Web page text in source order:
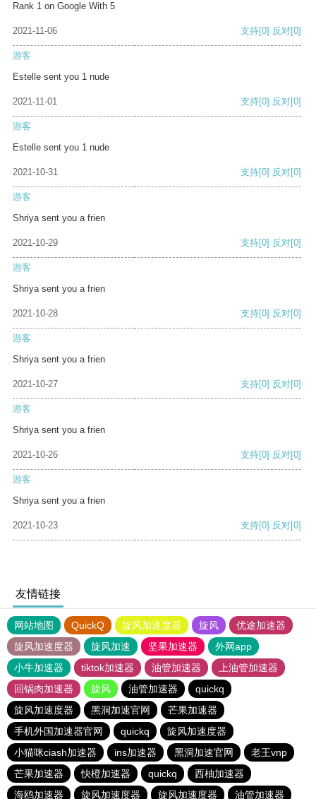
Rank 1 on Google With 5
2021-11-06 支持[0] 反对[0]
游客
Estelle sent you 1 nude
2021-11-01 支持[0] 反对[0]
游客
Estelle sent you 1 nude
2021-10-31 支持[0] 反对[0]
游客
Shriya sent you a frien
2021-10-29 支持[0] 反对[0]
游客
Shriya sent you a frien
2021-10-28 支持[0] 反对[0]
游客
Shriya sent you a frien
2021-10-27 支持[0] 反对[0]
游客
Shriya sent you a frien
2021-10-26 支持[0] 反对[0]
游客
Shriya sent you a frien
2021-10-23 支持[0] 反对[0]
友情链接
网站地图 QuickQ 旋风加速度器 旋风
优途加速器
旋风加速度器
旋风加速 坚果加速器
外网app
小牛加速器
tiktok加速器 油管加速器
上油管加速器
回锅肉加速器
旋风 油管加速器
quickq
旋风加速度器
黑洞加速官网
芒果加速器
手机外国加速器官网
quickq
旋风加速度器
小猫咪ciash加速器
ins加速器 黑洞加速官网
老王vnp
芒果加速器
快橙加速器 quickq
西柚加速器
海鸥加速器
旋风加速度器 旋风加速度器 油管加速器